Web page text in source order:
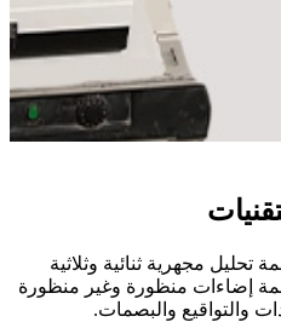
تحليل مجهرية ثنائية وثلاثية
إضاءات منظورة وغير منظورة
والتواقيع والبصمات.